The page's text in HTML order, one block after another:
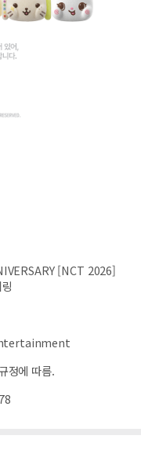
[NCT 2026]
정에 따름.